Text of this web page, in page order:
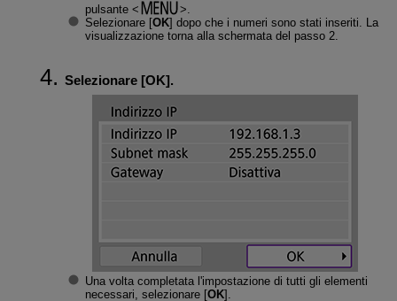
pulsante
Selezionare [OK] dopo che i numeri sono stati inseriti. La
visualizzazione torna alla schermata del passo 2.
Selezionare [OK].
Una volta completata l'impostazione di tutti gli elementi
necessari, selezionare [OK].